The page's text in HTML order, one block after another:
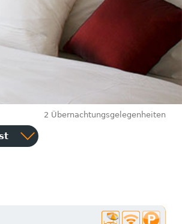
2 Übernachtungsgelegenheiten